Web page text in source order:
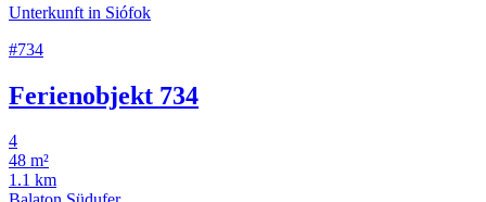
Unterkunft in Siófok
#734
Ferienobjekt 734
4
48 m²
1.1 km